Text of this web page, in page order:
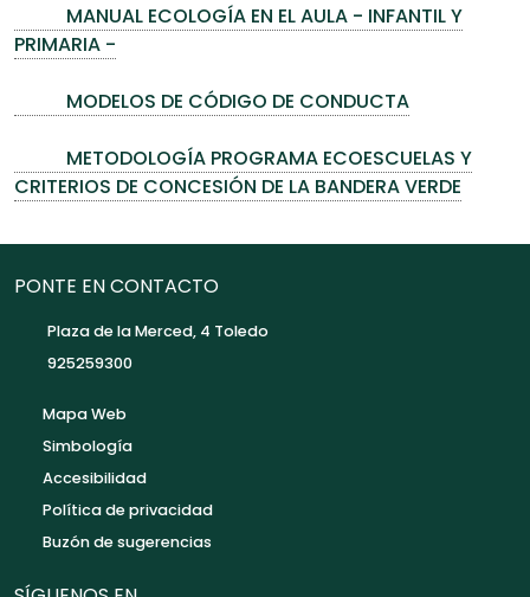
MANUAL ECOLOGÍA EN EL AULA - INFANTIL Y
PRIMARIA -
MODELOS DE CÓDIGO DE CONDUCTA
METODOLOGÍA PROGRAMA ECOESCUELAS Y
CRITERIOS DE CONCESIÓN DE LA BANDERA VERDE
PONTE EN CONTACTO
Plaza de la Merced, 4 Toledo
925259300
Mapa Web
Simbología
Accesibilidad
Política de privacidad
Buzón de sugerencias